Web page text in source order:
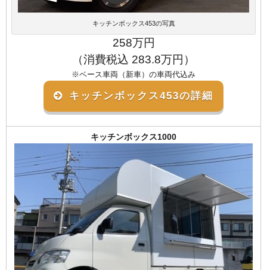
キッチンボックス453の写真
258万円
（消費税込 283.8万円）
※ベース車両（新車）の車両代込み
キッチンボックス453の詳細
キッチンボックス1000